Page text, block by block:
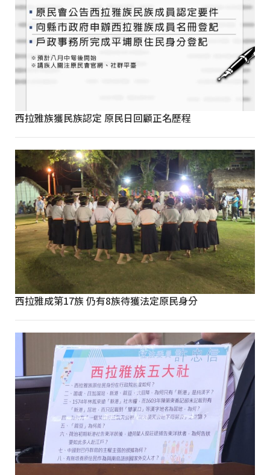
西拉雅族獲民族認定 原民日回顧正名歷程
西拉雅成第17族 仍有8族待獲法定原民身分